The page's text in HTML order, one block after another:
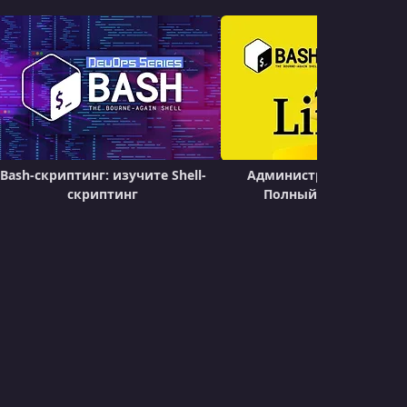
Debugging
УРОК 21. 00:11:40
More Debugging Tips
УРОК 22. 00:28:51
Data Manipulation and Text
Transformations with Sed
УРОК 23. 00:04:00
Bash-скриптинг: изучите Shell-
скриптинг
Администрирование
Полный Учебный